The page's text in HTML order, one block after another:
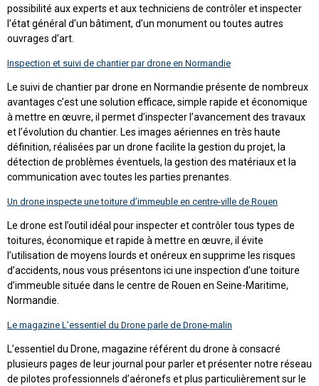
possibilité aux experts et aux techniciens de contrôler et inspecter
l’état général d’un bâtiment, d’un monument ou toutes autres
ouvrages d’art.
Inspection et suivi de chantier par drone en Normandie
Le suivi de chantier par drone en Normandie présente de nombreux
avantages c’est une solution efficace, simple rapide et économique
à mettre en œuvre, il permet d’inspecter l’avancement des travaux
et l’évolution du chantier. Les images aériennes en très haute
définition, réalisées par un drone facilite la gestion du projet, la
détection de problèmes éventuels, la gestion des matériaux et la
communication avec toutes les parties prenantes.
Un drone inspecte une toiture d’immeuble en centre-ville de Rouen
Le drone est l’outil idéal pour inspecter et contrôler tous types de
toitures, économique et rapide à mettre en œuvre, il évite
l’utilisation de moyens lourds et onéreux en supprime les risques
d’accidents, nous vous présentons ici une inspection d’une toiture
d’immeuble située dans le centre de Rouen en Seine-Maritime,
Normandie.
Le magazine L’essentiel du Drone parle de Drone-malin
L’essentiel du Drone, magazine référent du drone à consacré
plusieurs pages de leur journal pour parler et présenter notre réseau
de pilotes professionnels d’aéronefs et plus particulièrement sur le